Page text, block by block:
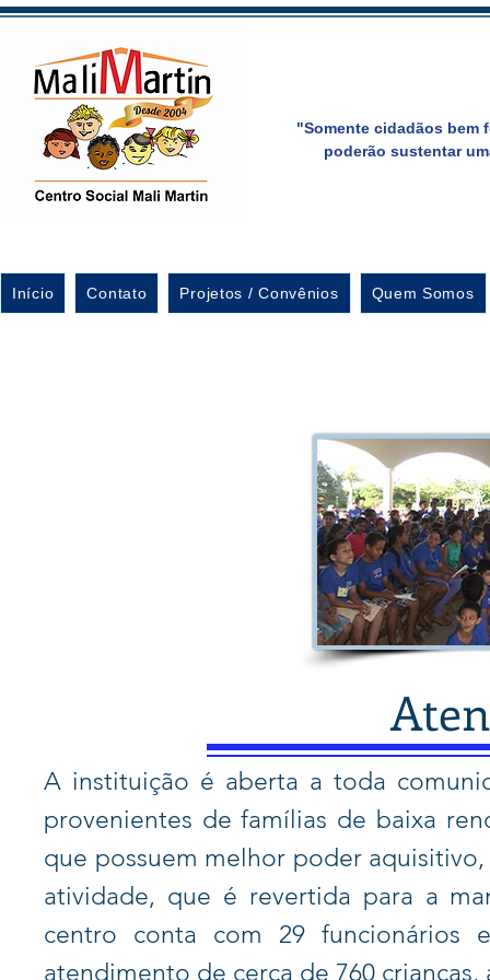
"Somente cidadãos bem
poderão sustentar
Início Contato Projetos / Convênios Quem Somos
A instituição é aberta a toda
provenientes de famílias de baixa
que possuem melhor poder
atividade, que é revertida para a
centro conta com 29 funcionários
atendimento de cerca de 760